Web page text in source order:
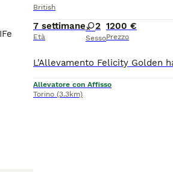
British
7 settimane
Età
2
Sesso
1200 €
Prezzo
Allevatore con Affisso
Torino (3.3km)